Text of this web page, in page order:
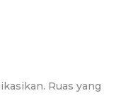
Ruas yang